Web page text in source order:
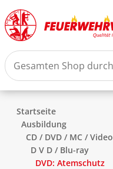
Startseite
Ausbildung
CD / DVD / MC / Video
D V D / Blu-ray
DVD: Atemschutz